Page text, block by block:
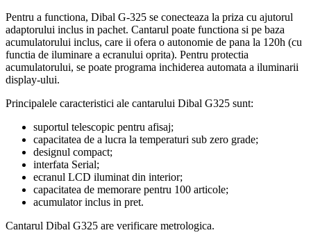
Pentru a functiona, Dibal G-325 se conecteaza la priza cu ajutorul
adaptorului inclus in pachet. Cantarul poate functiona si pe baza
acumulatorului inclus, care ii ofera o autonomie de pana la 120h (cu
functia de iluminare a ecranului oprita). Pentru protectia
acumulatorului, se poate programa inchiderea automata a iluminarii
display-ului.
Principalele caracteristici ale cantarului Dibal G325 sunt:
suportul telescopic pentru afisaj;
capacitatea de a lucra la temperaturi sub zero grade;
designul compact;
interfata Serial;
ecranul LCD iluminat din interior;
capacitatea de memorare pentru 100 articole;
acumulator inclus in pret.
Cantarul Dibal G325 are verificare metrologica.